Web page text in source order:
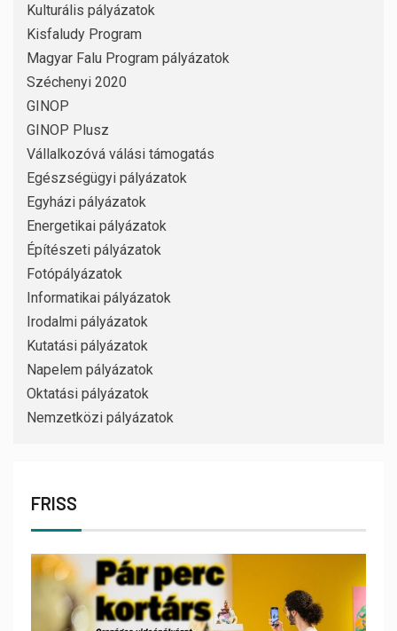
Kulturális pályázatok
Kisfaludy Program
Magyar Falu Program pályázatok
Széchenyi 2020
GINOP
GINOP Plusz
Vállalkozóvá válási támogatás
Egészségügyi pályázatok
Egyházi pályázatok
Energetikai pályázatok
Építészeti pályázatok
Fotópályázatok
Informatikai pályázatok
Irodalmi pályázatok
Kutatási pályázatok
Napelem pályázatok
Oktatási pályázatok
Nemzetközi pályázatok
FRISS